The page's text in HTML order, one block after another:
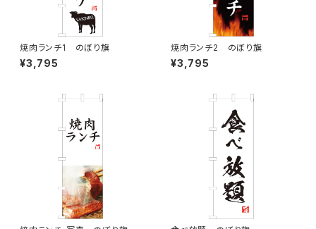
焼肉ランチ1 のぼり旗
¥3,795
焼肉ランチ2 のぼり旗
¥3,795